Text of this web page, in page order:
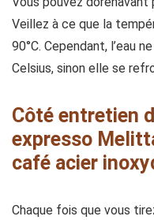
Veillez à ce que la
90°C. Cependant, l’eau
Celsius, sinon elle se
Côté entretien
expresso
café acier
Chaque fois que vous